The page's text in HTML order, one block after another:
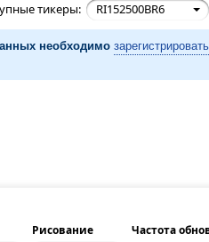
тикеры: RI152500BR6
необходимо
Рисование
Частота